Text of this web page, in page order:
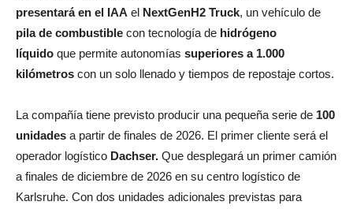
presentará en el IAA el NextGenH2 Truck, un vehículo de
pila de combustible con tecnología de hidrógeno
líquido que permite autonomías superiores a 1.000
kilómetros con un solo llenado y tiempos de repostaje cortos.
La compañía tiene previsto producir una pequeña serie de 100
unidades a partir de finales de 2026. El primer cliente será el
operador logístico Dachser. Que desplegará un primer camión
a finales de diciembre de 2026 en su centro logístico de
Karlsruhe. Con dos unidades adicionales previstas para